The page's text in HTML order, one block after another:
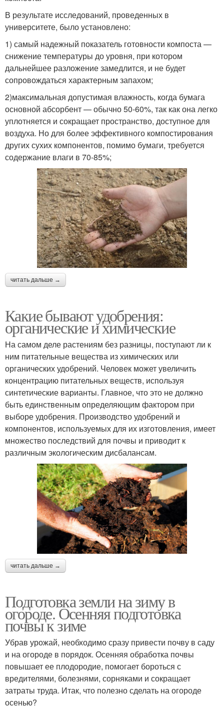
В результате исследований, проведенных в
университете, было установлено:
1) самый надежный показатель готовности компоста —
снижение температуры до уровня, при котором
дальнейшее разложение замедлится, и не будет
сопровождаться характерным запахом;
2)максимальная допустимая влажность, когда бумага
основной абсорбент — обычно 50-60%, так как она легко
уплотняется и сокращает пространство, доступное для
воздуха. Но для более эффективного компостирования
других сухих компонентов, помимо бумаги, требуется
содержание влаги в 70-85%;
читать дальше →
Какие бывают удобрения:
органические и химические
На самом деле растениям без разницы, поступают ли к
ним питательные вещества из химических или
органических удобрений. Человек может увеличить
концентрацию питательных веществ, используя
синтетические варианты. Главное, что это не должно
быть единственным определяющим фактором при
выборе удобрения. Производство удобрений и
компонентов, используемых для их изготовления, имеет
множество последствий для почвы и приводит к
различным экологическим дисбалансам.
читать дальше →
Подготовка земли на зиму в
огороде. Осенняя подготовка
почвы к зиме
Убрав урожай, необходимо сразу привести почву в саду
и на огороде в порядок. Осенняя обработка почвы
повышает ее плодородие, помогает бороться с
вредителями, болезнями, сорняками и сокращает
затраты труда. Итак, что полезно сделать на огороде
осенью?